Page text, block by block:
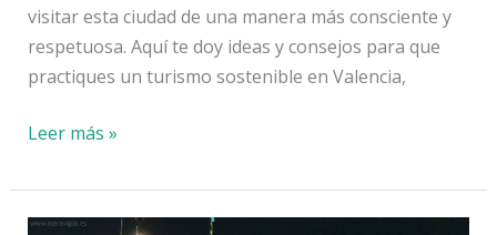
visitar esta ciudad de una manera más consciente y
respetuosa. Aquí te doy ideas y consejos para que
practiques un turismo sostenible en Valencia,
Turismo
en
Valencia:
Leer más »